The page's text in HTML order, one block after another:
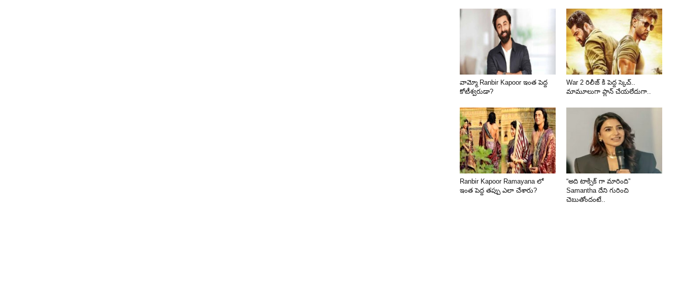
వామ్మో Ranbir Kapoor ఇంత పెద్ద
కోటీశ్వరుడా?
War 2 రిలీజ్ కి పెద్ద స్కెచ్..
మామూలుగా ప్లాన్ చేయలేదుగా..
Ranbir Kapoor Ramayana లో
ఇంత పెద్ద తప్పు ఎలా చేశారు?
“అది టాక్సిక్ గా మారింది”
Samantha దేని గురించి
చెబుతోందంటే..